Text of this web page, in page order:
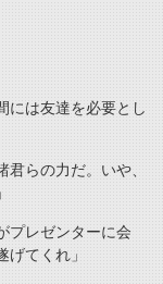
には友達を必要とし
君らの力だ。いや、
プレゼンターに会
てくれ」